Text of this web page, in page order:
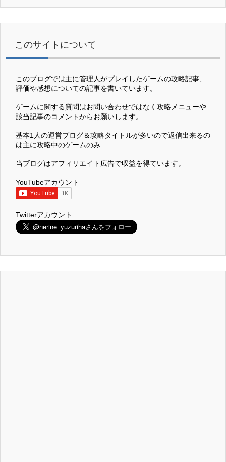
このサイトについて
このブログでは主に管理人がプレイしたゲームの攻略記事、
評価や感想についての記事を書いています。
ゲームに関する質問はお問い合わせではなく攻略メニューや
該当記事のコメントからお願いします。
基本1人の運営ブログ＆攻略タイトルが多いので返信出来るの
は主に攻略中のゲームのみ
当ブログはアフィリエイト広告で収益を得ています。
YouTubeアカウント
Twitterアカウント